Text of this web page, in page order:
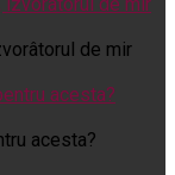
de mir
acesta?